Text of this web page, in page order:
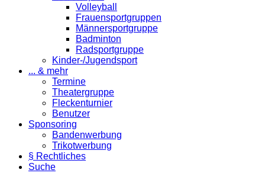
Volleyball
Frauensportgruppen
Männersportgruppe
Badminton
Radsportgruppe
Kinder-/Jugendsport
... & mehr
Termine
Theatergruppe
Fleckenturnier
Benutzer
Sponsoring
Bandenwerbung
Trikotwerbung
§ Rechtliches
Suche